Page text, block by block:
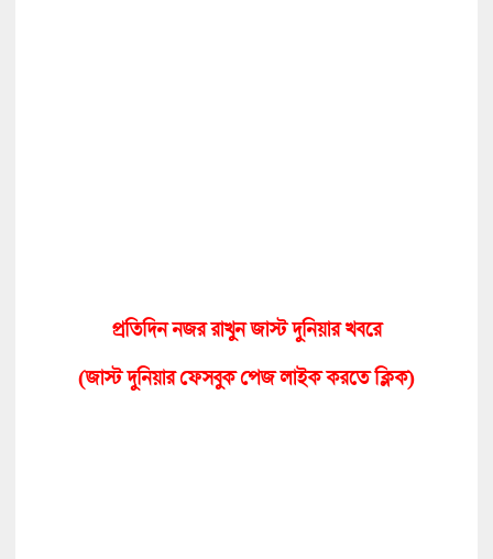
প্রতিদিন নজর রাখুন জাস্ট দুনিয়ার খবরে
(জাস্ট দুনিয়ার ফেসবুক পেজ লাইক করতে ক্লিক)